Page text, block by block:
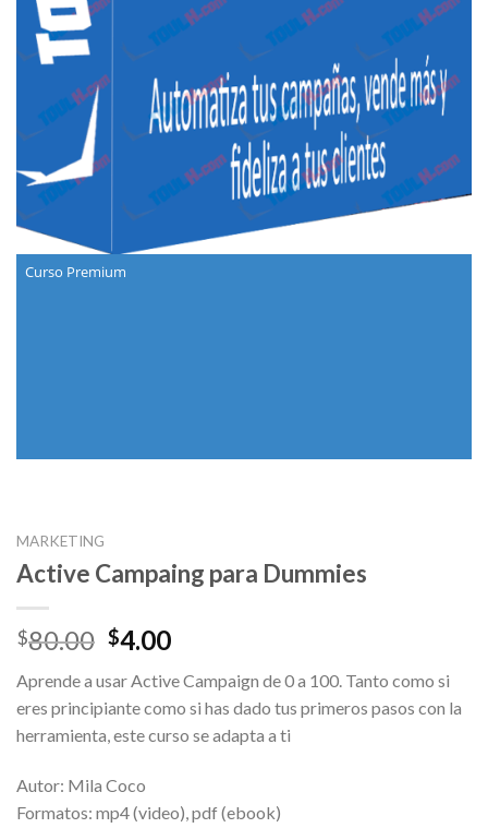
Curso Premium
MARKETING
Active Campaing para Dummies
$80.00 Original
was:
$80.00.
$4.00Current
is:
$4.00.
Aprende a usar Active Campaign de 0 a 100. Tanto como si
eres principiante como si has dado tus primeros pasos con la
herramienta, este curso se adapta a ti
Autor: Mila Coco
Formatos: mp4 (video), pdf (ebook)